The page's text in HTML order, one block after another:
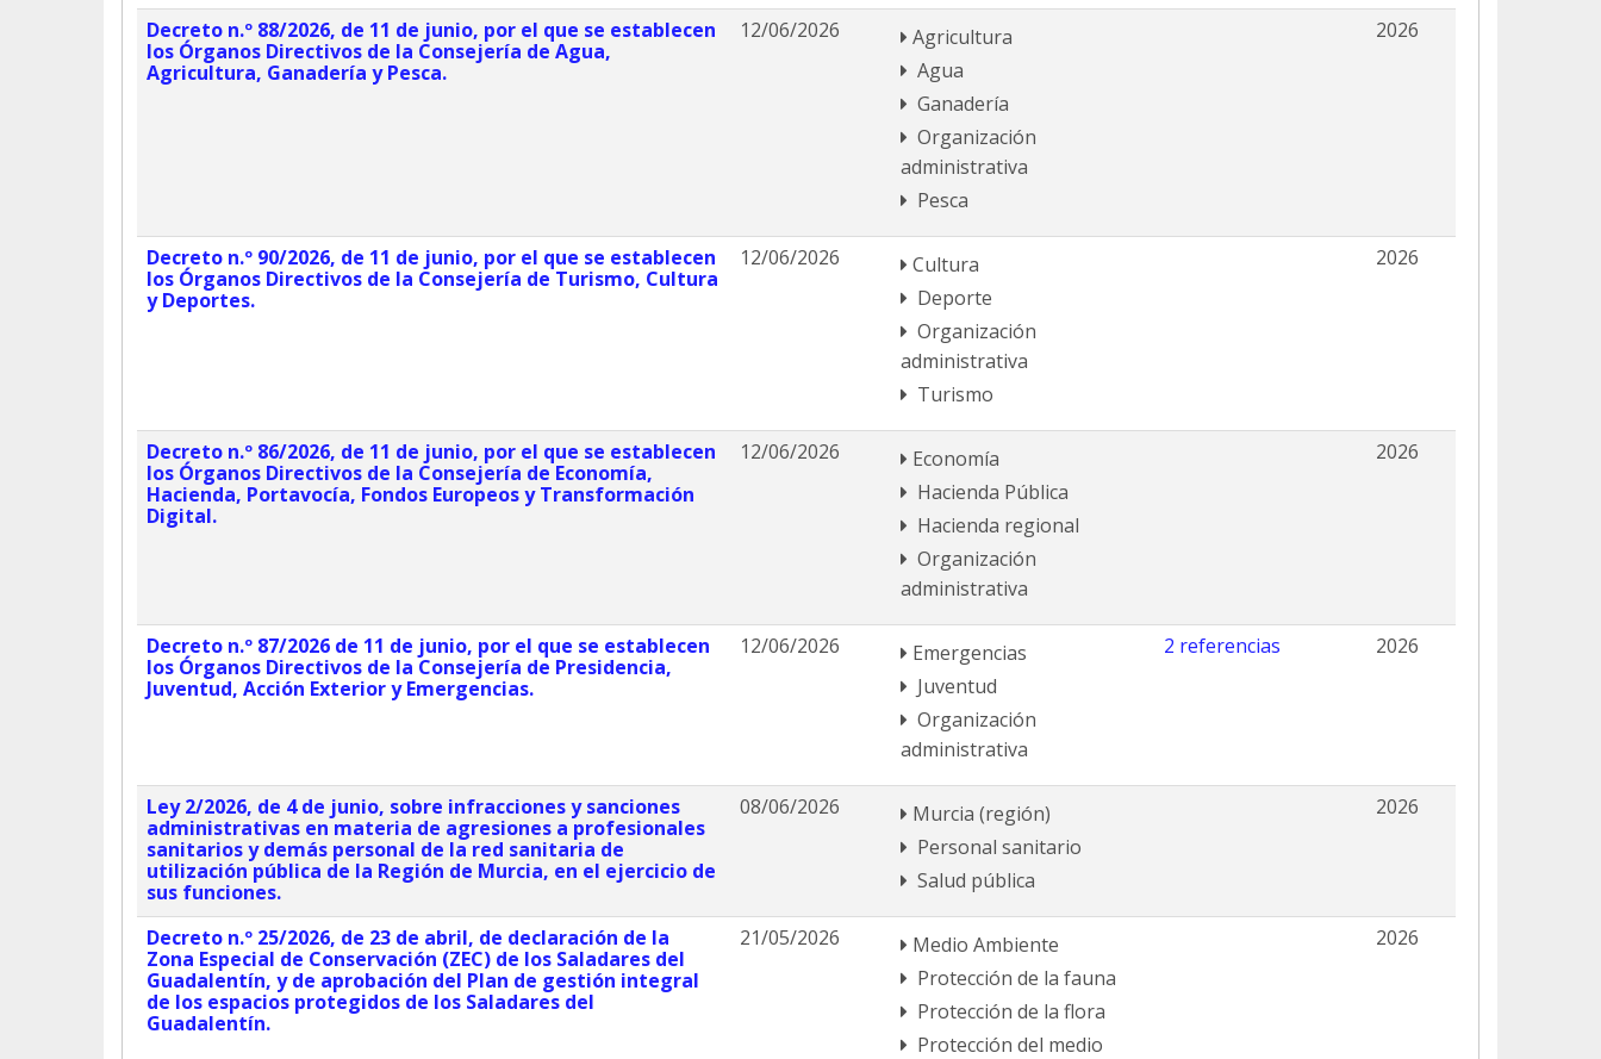
Decreto n.º 88/2026, de 11 de junio, por el que se establecen
los Órganos Directivos de la Consejería de Agua,
Agricultura, Ganadería y Pesca.
12/06/2026
Agricultura
Agua
Ganadería
Organización
administrativa
Pesca
2026
Decreto n.º 90/2026, de 11 de junio, por el que se establecen
los Órganos Directivos de la Consejería de Turismo, Cultura
y Deportes.
12/06/2026
Cultura
Deporte
Organización
administrativa
Turismo
2026
Decreto n.º 86/2026, de 11 de junio, por el que se establecen
los Órganos Directivos de la Consejería de Economía,
Hacienda, Portavocía, Fondos Europeos y Transformación
Digital.
12/06/2026
Economía
Hacienda Pública
Hacienda regional
Organización
administrativa
2026
Decreto n.º 87/2026 de 11 de junio, por el que se establecen
los Órganos Directivos de la Consejería de Presidencia,
Juventud, Acción Exterior y Emergencias.
12/06/2026
Emergencias
Juventud
Organización
administrativa
2 referencias 2026
Ley 2/2026, de 4 de junio, sobre infracciones y sanciones
administrativas en materia de agresiones a profesionales
sanitarios y demás personal de la red sanitaria de
utilización pública de la Región de Murcia, en el ejercicio de
sus funciones.
08/06/2026
Murcia (región)
Personal sanitario
Salud pública
2026
Decreto n.º 25/2026, de 23 de abril, de declaración de la
Zona Especial de Conservación (ZEC) de los Saladares del
Guadalentín, y de aprobación del Plan de gestión integral
de los espacios protegidos de los Saladares del
Guadalentín.
21/05/2026
Medio Ambiente
Protección de la fauna
Protección de la flora
Protección del medio
2026